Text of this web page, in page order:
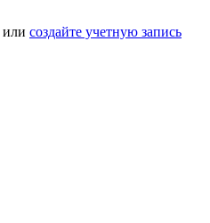
или создайте учетную запись